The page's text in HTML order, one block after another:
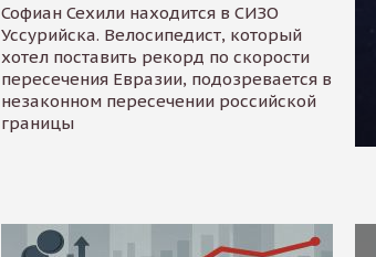
Софиан Сехили находится в СИЗО
Уссурийска. Велосипедист, который
хотел поставить рекорд по скорости
пересечения Евразии, подозревается в
незаконном пересечении российской
границы